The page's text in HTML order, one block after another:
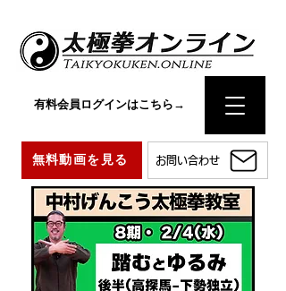
お問い合わせ
無料動画を見る
有料会員ログインはこちら→